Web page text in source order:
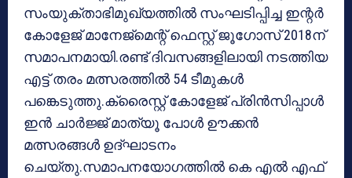
സംയുക്താഭിമുഖ്യത്തില്‍ സംഘടിപ്പിച്ച ഇന്റര്‍
കോളേജ് മാനേജ്‌മെന്റ് ഫെസ്റ്റ് ജൂഗോസ് 2018ന്
സമാപനമായി.രണ്ട് ദിവസങ്ങളിലായി നടത്തിയ
എട്ട് തരം മത്സരത്തില്‍ 54 ടീമുകള്‍
പങ്കെടുത്തു.ക്രൈസ്റ്റ് കോളേജ് പ്രിന്‍സിപ്പാള്‍
ഇന്‍ ചാര്‍ജ്ജ് മാത്യൂ പോള്‍ ഊക്കന്‍
മത്സരങ്ങള്‍ ഉദ്ഘാടനം
ചെയ്തു.സമാപനയോഗത്തില്‍ കെ എല്‍ എഫ്